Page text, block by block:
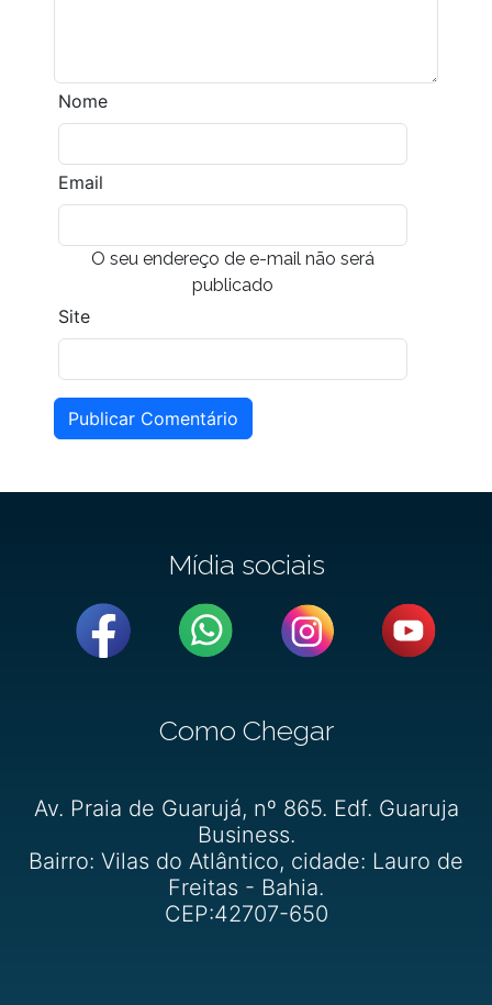
Nome
Email
O seu endereço de e-mail não será
publicado
Site
Publicar Comentário
Mídia sociais
Como Chegar
Av. Praia de Guarujá, nº 865. Edf. Guaruja
Business.
Bairro: Vilas do Atlântico, cidade: Lauro de
Freitas - Bahia.
CEP:42707-650